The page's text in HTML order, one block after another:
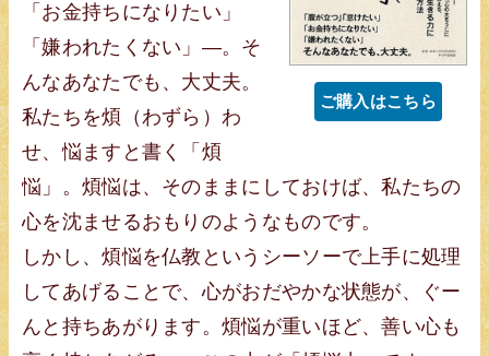
ご購入はこちら
「お金持ちになりたい」
「嫌われたくない」—。そ
んなあなたでも、大丈夫。
私たちを煩（わずら）わ
せ、悩ますと書く「煩
悩」。煩悩は、そのままにしておけば、私たちの
心を沈ませるおもりのようなものです。
しかし、煩悩を仏教というシーソーで上手に処理
してあげることで、心がおだやかな状態が、ぐー
んと持ちあがります。煩悩が重いほど、善い心も